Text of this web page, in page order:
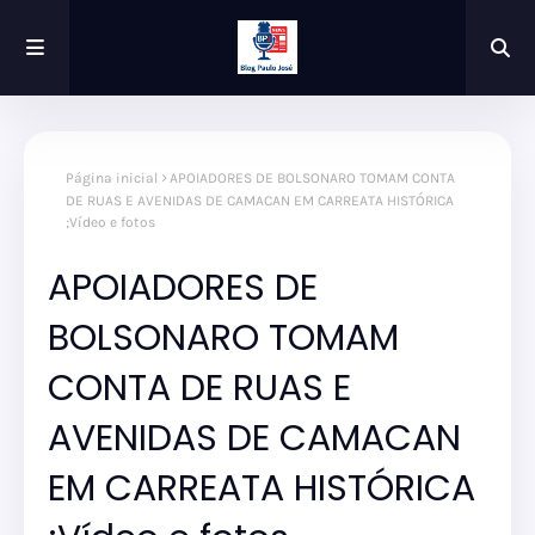
Página inicial
APOIADORES DE BOLSONARO TOMAM CONTA
DE RUAS E AVENIDAS DE CAMACAN EM CARREATA HISTÓRICA
;Vídeo e fotos
APOIADORES DE
BOLSONARO TOMAM
CONTA DE RUAS E
AVENIDAS DE CAMACAN
EM CARREATA HISTÓRICA